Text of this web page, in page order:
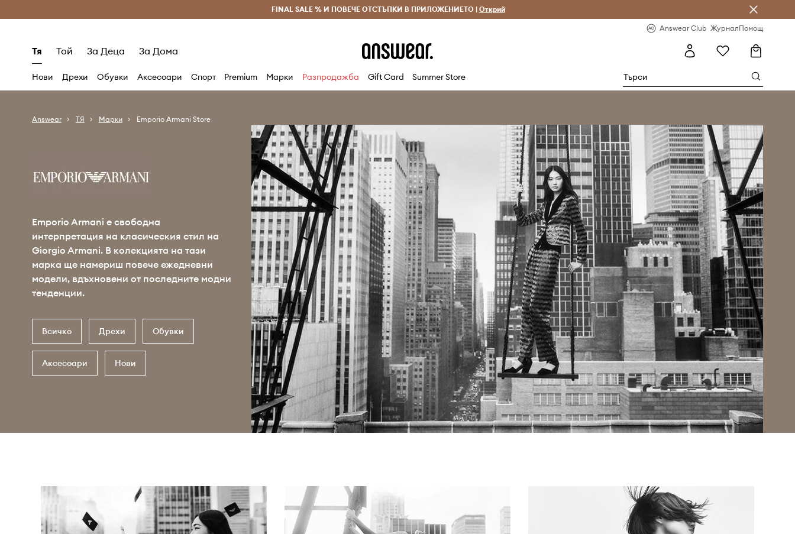
Безплатни доставка и връщане за поръчки над 70 EUR Доставка 1-5 дни
FINAL SALE % И ПОВЕЧЕ ОТСТЪПКИ В ПРИЛОЖЕНИЕТО | Открий
Answear Club ЖурналПомощ
Тя Той За Деца За Дома
Нови Дрехи Обувки Аксесоари Спорт Premium Марки Разпродажба Gift Card Summer Store
Answear ТЯ Марки Emporio Armani Store
Emporio Armani е свободна
интерпретация на класическия стил на
Giorgio Armani. В колекцията на тази
марка ще намериш повече ежедневни
модели, вдъхновени от последните модни
тенденции.
Всичко Дрехи Обувки
Аксесоари Нови